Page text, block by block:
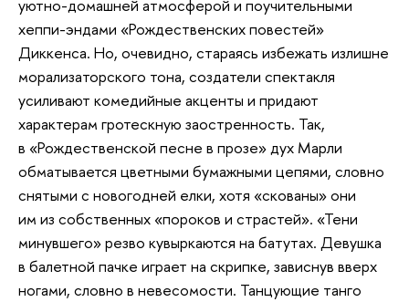
уютно-домашней атмосферой и поучительными
хеппи-эндами «Рождественских повестей»
Диккенса. Но, очевидно, стараясь избежать излишне
морализаторского тона, создатели спектакля
усиливают комедийные акценты и придают
характерам гротескную заостренность. Так,
в «Рождественской песне в прозе» дух Марли
обматывается цветными бумажными цепями, словно
снятыми с новогодней елки, хотя «скованы» они
им из собственных «пороков и страстей». «Тени
минувшего» резво кувыркаются на батутах. Девушка
в балетной пачке играет на скрипке, зависнув вверх
ногами, словно в невесомости. Танцующие танго